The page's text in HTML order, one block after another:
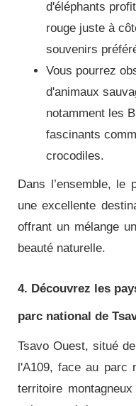
d'éléphants
rouge juste à
souvenirs
Vous pourrez
d'animaux
notamment les
fascinants
crocodiles.
Dans l’ensemble, le
une excellente
offrant un mélange
beauté naturelle.
4. Découvrez les
parc national de
Tsavo Ouest, situé
l'A109, face au parc
territoire